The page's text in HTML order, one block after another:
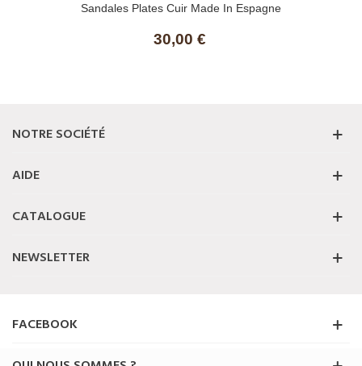
Sandales Plates Cuir Made In Espagne
30,00 €
NOTRE SOCIÉTÉ
AIDE
CATALOGUE
NEWSLETTER
FACEBOOK